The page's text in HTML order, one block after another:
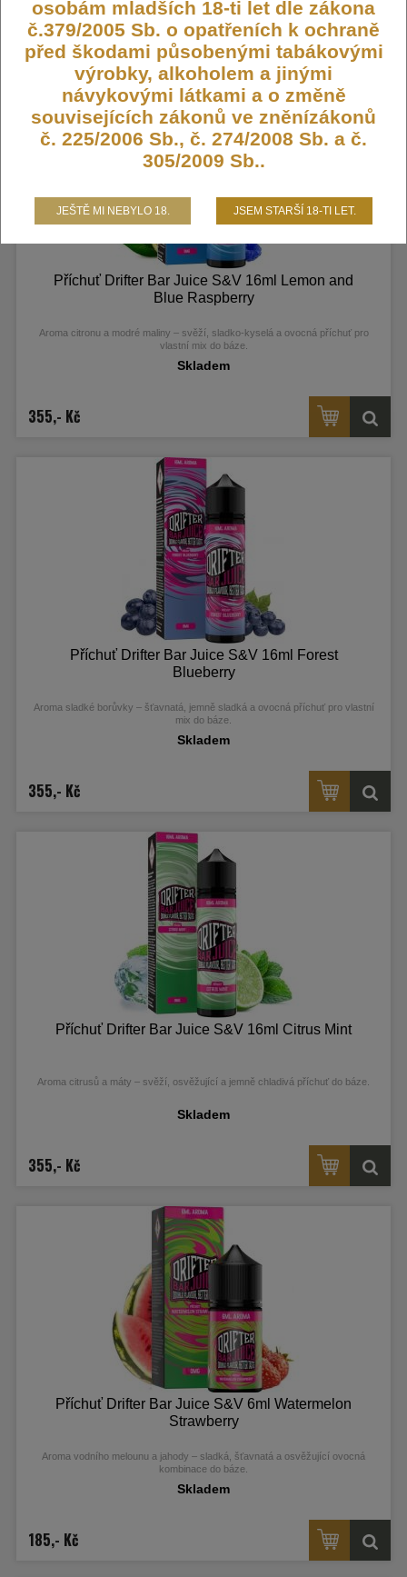
355,- Kč
Příchuť Drifter Bar Juice S&V 16ml Lemon and
Blue Raspberry
Aroma citronu a modré maliny – svěží, sladko‑kyselá a ovocná příchuť pro
vlastní mix do báze.
Skladem
355,- Kč
Příchuť Drifter Bar Juice S&V 16ml Forest
Blueberry
Aroma sladké borůvky – šťavnatá, jemně sladká a ovocná příchuť pro vlastní
mix do báze.
Skladem
355,- Kč
Příchuť Drifter Bar Juice S&V 16ml Citrus Mint
Aroma citrusů a máty – svěží, osvěžující a jemně chladivá příchuť do báze.
Skladem
355,- Kč
Příchuť Drifter Bar Juice S&V 6ml Watermelon
Strawberry
Aroma vodního melounu a jahody – sladká, šťavnatá a osvěžující ovocná
kombinace do báze.
Skladem
185,- Kč
osobám mladších 18-ti let dle zákona
č.379/2005 Sb. o opatřeních k ochraně
před škodami působenými tabákovými
výrobky, alkoholem a jinými
návykovými látkami a o změně
souvisejících zákonů ve zněnízákonů
č. 225/2006 Sb., č. 274/2008 Sb. a č.
305/2009 Sb..
JEŠTĚ MI NEBYLO 18. JSEM STARŠÍ 18-TI LET.